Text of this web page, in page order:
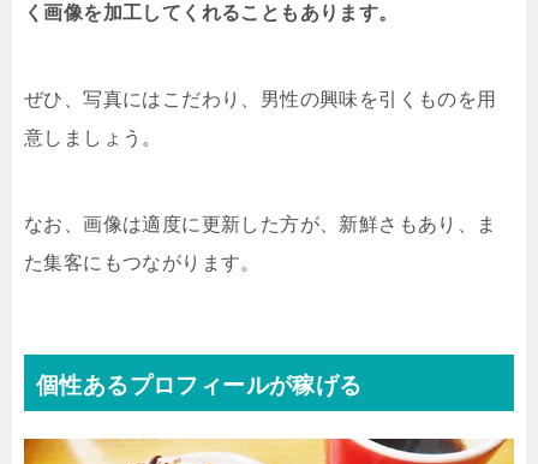
く画像を加工してくれることもあります。
ぜひ、写真にはこだわり、男性の興味を引くものを用
意しましょう。
なお、画像は適度に更新した方が、新鮮さもあり、ま
た集客にもつながります。
個性あるプロフィールが稼げる